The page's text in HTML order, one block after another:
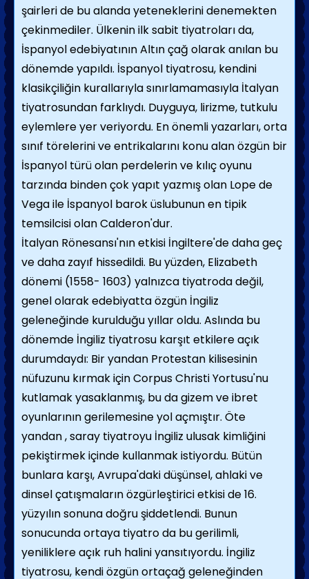
şairleri de bu alanda yeteneklerini denemekten
çekinmediler. Ülkenin ilk sabit tiyatroları da,
İspanyol edebiyatının Altın çağ olarak anılan bu
dönemde yapıldı. İspanyol tiyatrosu, kendini
klasikçiliğin kurallarıyla sınırlamamasıyla İtalyan
tiyatrosundan farklıydı. Duyguya, lirizme, tutkulu
eylemlere yer veriyordu. En önemli yazarları, orta
sınıf törelerini ve entrikalarını konu alan özgün bir
İspanyol türü olan perdelerin ve kılıç oyunu
tarzında binden çok yapıt yazmış olan Lope de
Vega ile İspanyol barok üslubunun en tipik
temsilcisi olan Calderon'dur.
İtalyan Rönesansı'nın etkisi İngiltere'de daha geç
ve daha zayıf hissedildi. Bu yüzden, Elizabeth
dönemi (1558- 1603) yalnızca tiyatroda değil,
genel olarak edebiyatta özgün İngiliz
geleneğinde kurulduğu yıllar oldu. Aslında bu
dönemde İngiliz tiyatrosu karşıt etkilere açık
durumdaydı: Bir yandan Protestan kilisesinin
nüfuzunu kırmak için Corpus Christi Yortusu'nu
kutlamak yasaklanmış, bu da gizem ve ibret
oyunlarının gerilemesine yol açmıştır. Öte
yandan , saray tiyatroyu İngiliz ulusak kimliğini
pekiştirmek içinde kullanmak istiyordu. Bütün
bunlara karşı, Avrupa'daki düşünsel, ahlaki ve
dinsel çatışmaların özgürleştirici etkisi de 16.
yüzyılın sonuna doğru şiddetlendi. Bunun
sonucunda ortaya tiyatro da bu gerilimli,
yeniliklere açık ruh halini yansıtıyordu. İngiliz
tiyatrosu, kendi özgün ortaçağ geleneğinden